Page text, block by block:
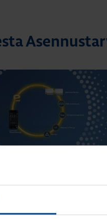
– älykodin toiminnot